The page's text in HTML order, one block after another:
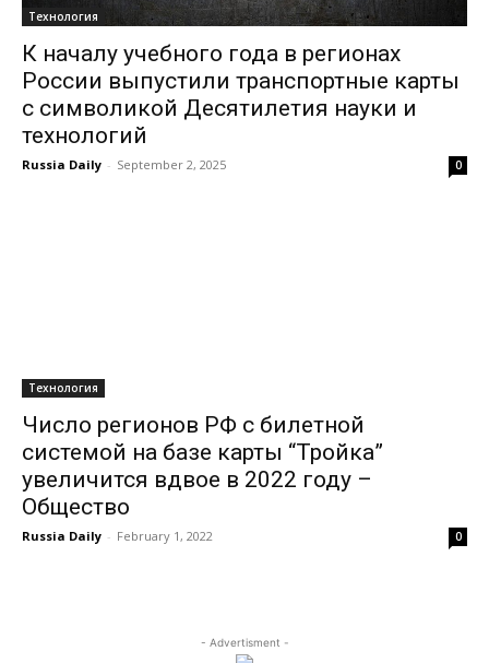
Технология
К началу учебного года в регионах
России выпустили транспортные карты
с символикой Десятилетия науки и
технологий
Russia Daily - September 2, 2025 0
Технология
Число регионов РФ с билетной
системой на базе карты “Тройка”
увеличится вдвое в 2022 году –
Общество
Russia Daily - February 1, 2022 0
- Advertisment -